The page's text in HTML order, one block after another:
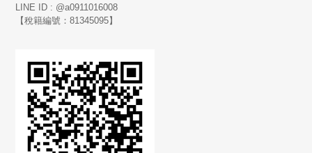
LINE ID : @a0911016008
【稅籍編號：81345095】